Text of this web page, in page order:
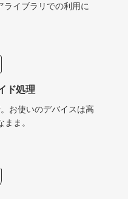
、ストリーミングや
イブラリでの利用に
ド処理
お使いのデバイスは高
ま。